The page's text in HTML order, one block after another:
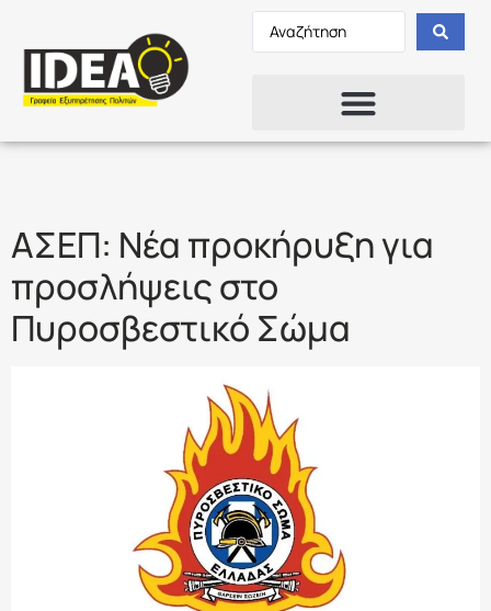
ΑΣΕΠ: Νέα προκήρυξη για
προσλήψεις στο
Πυροσβεστικό Σώμα